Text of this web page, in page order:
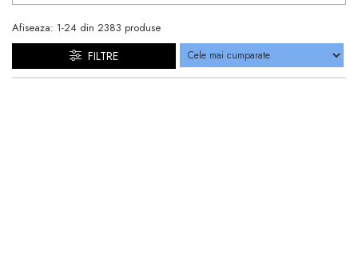
Afiseaza: 1-24 din 2383 produse
FILTRE